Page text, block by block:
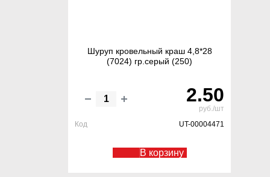
Шуруп кровельный краш 4,8*28
(7024) гр.серый (250)
2.50
руб./шт
Код
UT-00004471
В корзину